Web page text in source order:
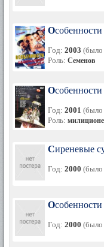
Год: 2003 (было
Роль: Семенов
Год: 2001 (было
Роль:
Сиреневые
Год: 2000 (было
Год: 2000 (было